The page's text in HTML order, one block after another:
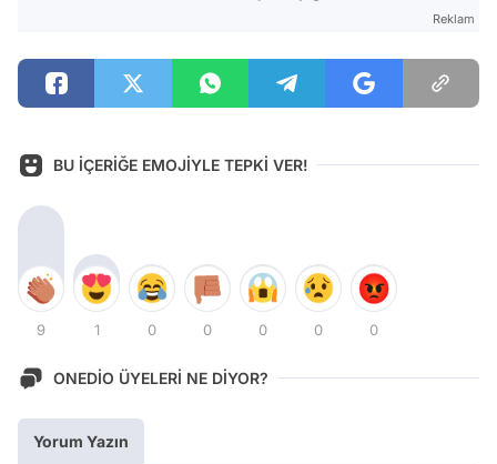
Reklam
BU İÇERİĞE EMOJİYLE TEPKİ VER!
9 1 0 0 0 0 0
ONEDİO ÜYELERİ NE DİYOR?
Yorum Yazın